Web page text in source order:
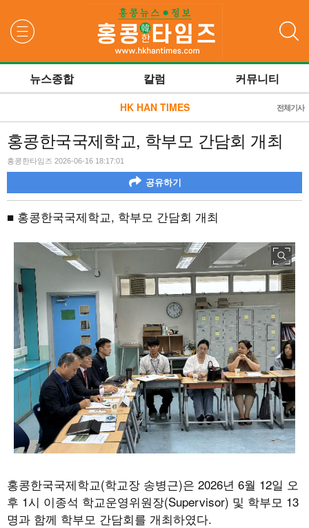
뉴스종합 칼럼 커뮤니티
HK HAN TIMES 전체기사
홍콩한국국제학교, 학부모 간담회 개최
홍콩한타임즈 2026-06-16 18:17:01
공유하기
■ 홍콩한국국제학교, 학부모 간담회 개최
홍콩한국국제학교(학교장 송병근)은 2026년 6월 12일 오
후 1시 이종석 학교운영위원장(Supervisor) 및 학부모 13
명과 함께 학부모 간담회를 개최하였다.